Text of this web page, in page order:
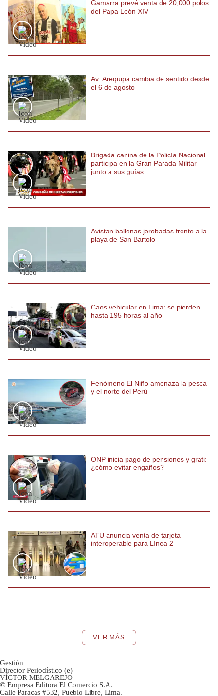
Condiciones
Política
De
Privacidad
Politica
Preguntas
Frecuentes
Gamarra prevé venta de 20,000 polos
del Papa León XIV
Av. Arequipa cambia de sentido desde
el 6 de agosto
Brigada canina de la Policía Nacional
participa en la Gran Parada Militar
junto a sus guías
Avistan ballenas jorobadas frente a la
playa de San Bartolo
Caos vehicular en Lima: se pierden
hasta 195 horas al año
Fenómeno El Niño amenaza la pesca
y el norte del Perú
ONP inicia pago de pensiones y grati:
¿cómo evitar engaños?
ATU anuncia venta de tarjeta
interoperable para Línea 2
VER MÁS
Gestión
Director Periodístico (e)
VÍCTOR MELGAREJO
© Empresa Editora El Comercio S.A.
Calle Paracas #532, Pueblo Libre, Lima.